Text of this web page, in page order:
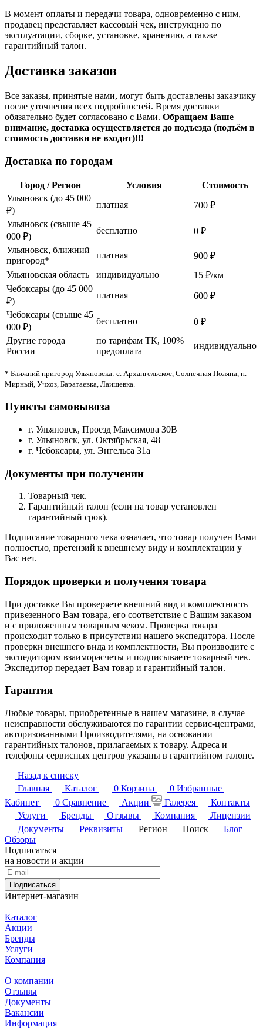
В момент оплаты и передачи товара, одновременно с ним,
продавец представляет кассовый чек, инструкцию по
эксплуатации, сборке, установке, хранению, а также
гарантийный талон.
Доставка заказов
Все заказы, принятые нами, могут быть доставлены заказчику
после уточнения всех подробностей. Время доставки
обязательно будет согласовано с Вами. Обращаем Ваше
внимание, доставка осуществляется до подъезда (подъём в
стоимость доставки не входит)!!!
Доставка по городам
Город / Регион Условия
Стоимость
Ульяновск (до 45 000
₽)
платная
700 ₽
Ульяновск (свыше 45
000 ₽)
бесплатно
0 ₽
Ульяновск, ближний
пригород*
платная
900 ₽
Ульяновская область
индивидуально
15 ₽/км
Чебоксары (до 45 000
₽)
платная
600 ₽
Чебоксары (свыше 45
000 ₽)
бесплатно
0 ₽
Другие города
России
по тарифам ТК, 100%
предоплата
индивидуально
* Ближний пригород Ульяновска: с. Архангельское, Солнечная Поляна, п.
Мирный, Учхоз, Баратаевка, Лаишевка.
Пункты самовывоза
г. Ульяновск, Проезд Максимова 30В
г. Ульяновск, ул. Октябрьская, 48
г. Чебоксары, ул. Энгельса 31а
Документы при получении
Товарный чек.
Гарантийный талон (если на товар установлен
гарантийный срок).
Подписание товарного чека означает, что товар получен Вами
полностью, претензий к внешнему виду и комплектации у
Вас нет.
Порядок проверки и получения товара
При доставке Вы проверяете внешний вид и комплектность
привезенного Вам товара, его соответствие с Вашим заказом
и с приложенным товарным чеком. Проверка товара
происходит только в присутствии нашего экспедитора. После
проверки внешнего вида и комплектности, Вы производите с
экспедитором взаиморасчеты и подписываете товарный чек.
Экспедитор передает Вам товар и гарантийный талон.
Гарантия
Любые товары, приобретенные в нашем магазине, в случае
неисправности обслуживаются по гарантии сервис-центрами,
авторизованными Производителями, на основании
гарантийных талонов, прилагаемых к товару. Адреса и
телефоны сервисных центров указаны в гарантийном талоне.
Назад к списку
Главная
Каталог 0 Корзина 0 Избранные
Кабинет
0 Сравнение Акции Галерея
Контакты
Услуги
Бренды Отзывы Компания
Лицензии
Документы
Реквизиты Регион Поиск
Блог
Обзоры
Подписаться
на новости и акции
Подписаться
Интернет-магазин
Каталог
Акции
Бренды
Услуги
Компания
О компании
Отзывы
Документы
Вакансии
Информация